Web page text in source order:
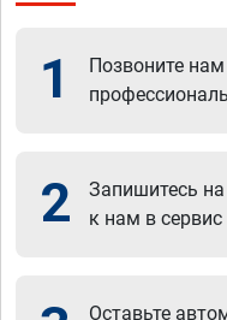
1 Позвоните нам
2
Запишитесь
к нам в
Оставьте